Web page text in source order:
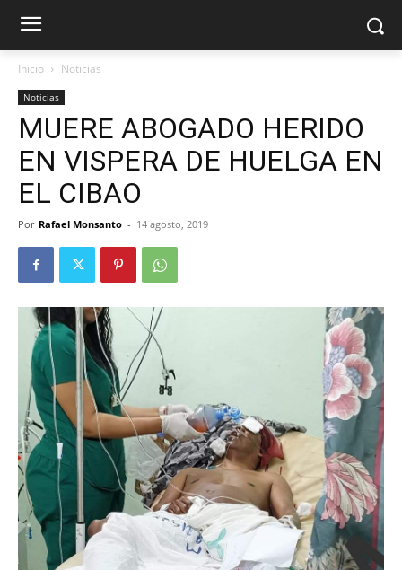
Inicio Noticias
Noticias
MUERE ABOGADO HERIDO
EN VISPERA DE HUELGA EN
EL CIBAO
Por Rafael Monsanto - 14 agosto, 2019